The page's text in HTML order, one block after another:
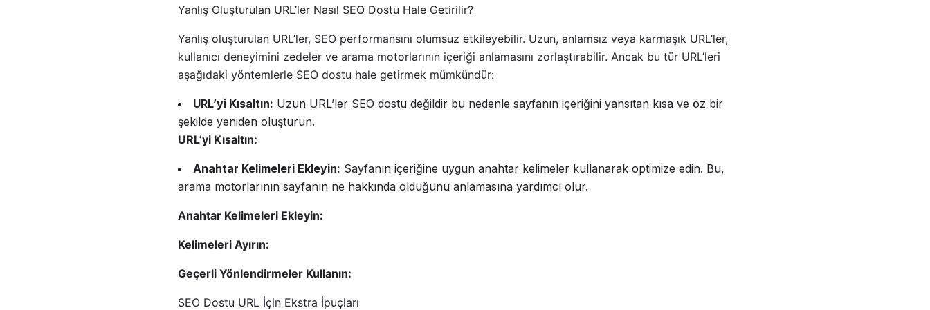
Yanlış Oluşturulan URL’ler Nasıl SEO Dostu Hale Getirilir?
Yanlış oluşturulan URL’ler, SEO performansını olumsuz etkileyebilir. Uzun, anlamsız veya karmaşık URL’ler,
kullanıcı deneyimini zedeler ve arama motorlarının içeriği anlamasını zorlaştırabilir. Ancak bu tür URL’leri
aşağıdaki yöntemlerle SEO dostu hale getirmek mümkündür:
URL’yi Kısaltın: Uzun URL’ler SEO dostu değildir bu nedenle sayfanın içeriğini yansıtan kısa ve öz bir
şekilde yeniden oluşturun.
URL’yi Kısaltın:
Anahtar Kelimeleri Ekleyin: Sayfanın içeriğine uygun anahtar kelimeler kullanarak optimize edin. Bu,
arama motorlarının sayfanın ne hakkında olduğunu anlamasına yardımcı olur.
Anahtar Kelimeleri Ekleyin:
Kelimeleri Ayırın:
Geçerli Yönlendirmeler Kullanın:
SEO Dostu URL İçin Ekstra İpuçları